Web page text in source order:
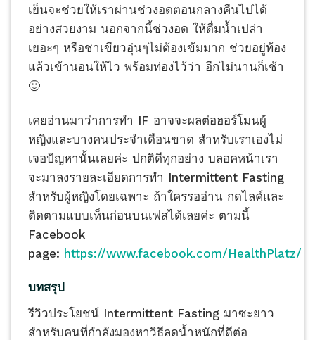
เย็นจะช่วยให้เราผ่านช่วงอดตอนกลางคืนไปได้
อย่างสวยงาม นอกจากนี้ช่วงอด ให้ดื่มน้ำเปล่า
เยอะๆ หรือชาเขียวอุ่นๆไม่ต้องเข้มมาก ช่วยอยู่ท้อง
แล้วเข้านอนให้ไว พร้อมท่องไว้ว่า อีกไม่นานก็เช้า
🙂
เคยอ่านมาว่าการทำ IF อาจจะผลต่อฮอร์โมนผู้
หญิงและบางคนประจำเดือนขาด สำหรับเราเองไม่
เจอปัญหานั้นเลยค่ะ ปกติดีทุกอย่าง บลอคหน้าเรา
จะมาลงรายละเอียดการทำ Intermittent Fasting
สำหรับผู้หญิงโดยเฉพาะ ถ้าใครรออ่าน กดไลค์และ
ติดตามแบบเห็นก่อนบนเฟสได้เลยค่ะ ตามนี้
Facebook
page: https://www.facebook.com/HealthPlatz/
บทสรุป
รีวิวประโยชน์ Intermittent Fasting มาซะยาว
สำหรับคนที่กำลังมองหาวิธีลดน้ำหนักที่ดีต่อ